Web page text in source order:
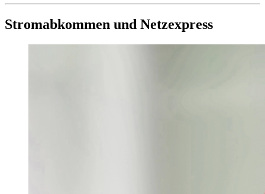
Stromabkommen und Netzexpress